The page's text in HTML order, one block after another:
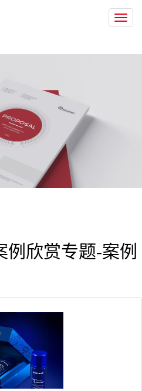
例欣赏专题-案例